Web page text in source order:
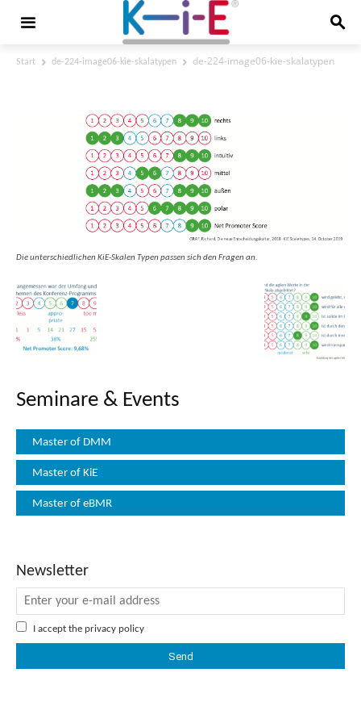
Start de-224-image06-kie-skalatypen de-224-image06-kie-skalatypen
Die unterschiedlichen KiE-Skalen Typen passen sich den Fragen an.
Seminare & Events
Master of DMM
Master of KiE
Master of eBMR
Newsletter
I accept the privacy policy